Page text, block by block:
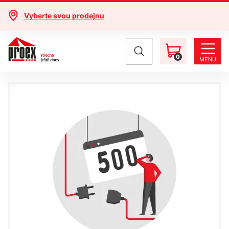
Vyberte svou prodejnu
0 MENU